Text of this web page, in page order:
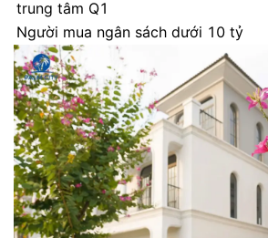
trung tâm Q1
Người mua ngân sách dưới 10 tỷ